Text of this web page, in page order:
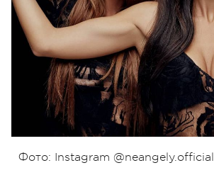
Фото: Instagram @neangely.official